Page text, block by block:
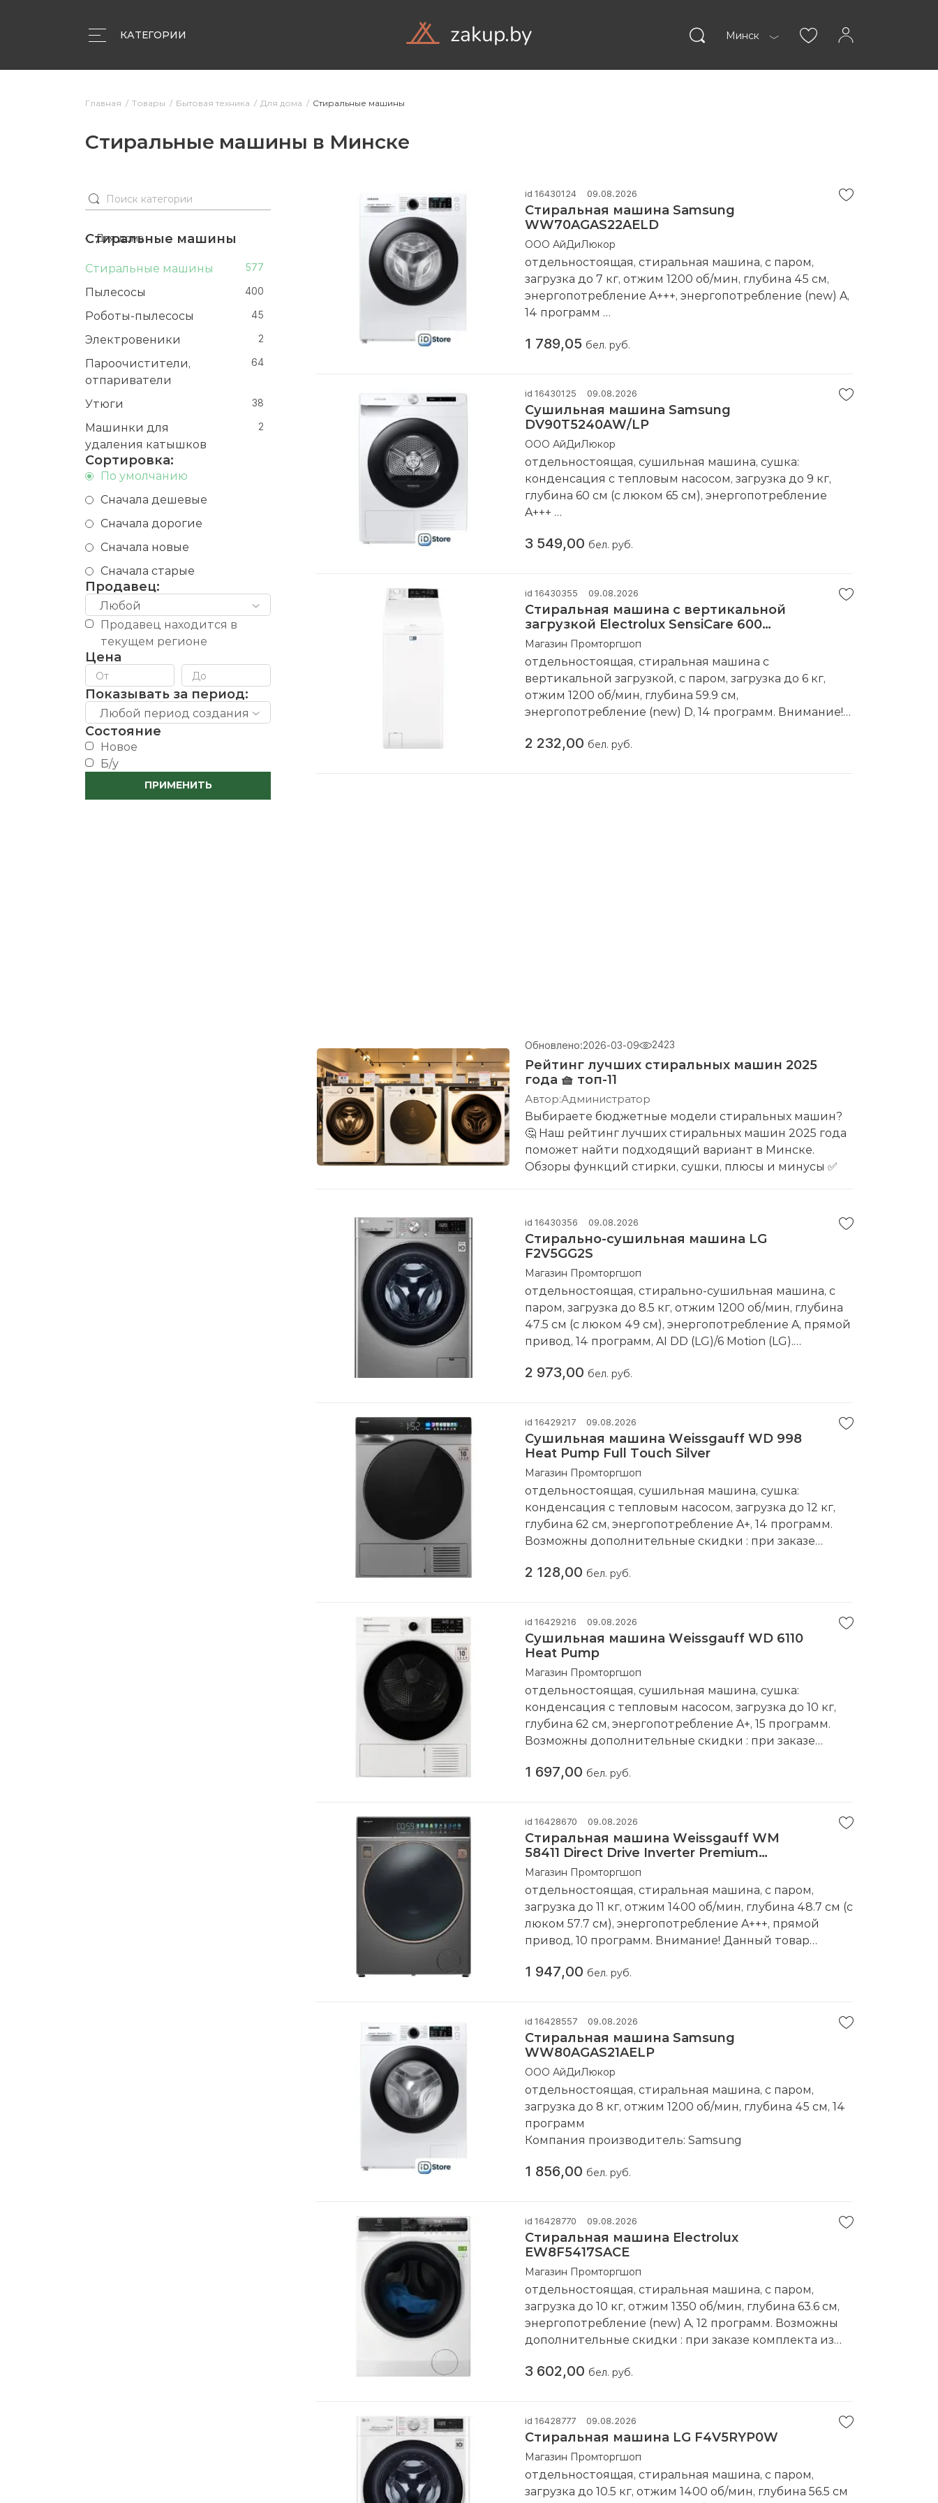
КАТЕГОРИИ zakup.by
Объявления Компании Статьи
Минск
Главная Товары Бытовая техника Для дома Стиральные машины
Стиральные машины в Минске
Для дома
Стиральные машины
Стиральные машины 577
Пылесосы 400
Роботы-пылесосы 45
Электровеники 2
Пароочистители,
отпариватели
64
Утюги 38
Машинки для
удаления катышков
2
Сортировка:
По умолчанию
Сначала дешевые
Сначала дорогие
Сначала новые
Сначала старые
Продавец:
Любой
Продавец находится в
текущем регионе
Цена
Показывать за период:
Любой период создания
Состояние
новое
б/у
ПРИМЕНИТЬ
id 16430124 09.08.2026
Стиральная машина Samsung
WW70AGAS22AELD
ООО АйДиЛюкор
отдельностоящая, стиральная машина, с паром,
загрузка до 7 кг, отжим 1200 об/мин, глубина 45 см,
энергопотребление A+++, энергопотребление (new) A,
14 программ
1 789,05 бел. руб.
id 16430125 09.08.2026
Сушильная машина Samsung
DV90T5240AW/LP
ООО АйДиЛюкор
отдельностоящая, сушильная машина, сушка:
конденсация с тепловым насосом, загрузка до 9 кг,
глубина 60 см (с люком 65 см), энергопотребление
A+++
3 549,00 бел. руб.
id 16430355 09.08.2026
Стиральная машина с вертикальной
загрузкой Electrolux SensiCare 600
EW6TN3262
Магазин Промторгшоп
отдельностоящая, стиральная машина с
вертикальной загрузкой, с паром, загрузка до 6 кг,
отжим 1200 об/мин, глубина 59.9 см,
энергопотребление (new) D, 14 программ. Внимание!
Компания производитель:
2 232,00 бел. руб.
Обновлено:2026-03-09 2423
Рейтинг лучших стиральных машин 2025
года 🧺 топ-11
Автор:Администратор
Выбираете бюджетные модели стиральных машин?
🤔 Наш рейтинг лучших стиральных машин 2025 года
поможет найти подходящий вариант в Минске.
Обзоры функций стирки, сушки, плюсы и минусы ✅
id 16430356 09.08.2026
Стирально-сушильная машина LG
F2V5GG2S
Магазин Промторгшоп
отдельностоящая, стирально-сушильная машина, с
паром, загрузка до 8.5 кг, отжим 1200 об/мин, глубина
47.5 см (с люком 49 см), энергопотребление A, прямой
привод, 14 программ, AI DD (LG)/6 Motion (LG).
Компания производитель:
2 973,00 бел. руб.
id 16429217 09.08.2026
Сушильная машина Weissgauff WD 998
Heat Pump Full Touch Silver
Магазин Промторгшоп
отдельностоящая, сушильная машина, сушка:
конденсация с тепловым насосом, загрузка до 12 кг,
глубина 62 см, энергопотребление A+, 14 программ.
Возможны дополнительные скидки : при заказе
повторной покупке в нашем магазине
2 128,00 бел. руб.
id 16429216 09.08.2026
Сушильная машина Weissgauff WD 6110
Heat Pump
Магазин Промторгшоп
отдельностоящая, сушильная машина, сушка:
конденсация с тепловым насосом, загрузка до 10 кг,
глубина 62 см, энергопотребление A+, 15 программ.
Возможны дополнительные скидки : при заказе
повторной покупке в нашем магазине
1 697,00 бел. руб.
id 16428670 09.08.2026
Стиральная машина Weissgauff WM
58411 Direct Drive Inverter Premium
Steam Grey
Магазин Промторгшоп
отдельностоящая, стиральная машина, с паром,
загрузка до 11 кг, отжим 1400 об/мин, глубина 48.7 см (с
люком 57.7 см), энергопотребление A+++, прямой
привод, 10 программ. Внимание! Данный товар
Компания производитель:
1 947,00 бел. руб.
id 16428557 09.08.2026
Стиральная машина Samsung
WW80AGAS21AELP
ООО АйДиЛюкор
отдельностоящая, стиральная машина, с паром,
загрузка до 8 кг, отжим 1200 об/мин, глубина 45 см, 14
программ
Компания производитель: Samsung
1 856,00 бел. руб.
id 16428770 09.08.2026
Стиральная машина Electrolux
EW8F5417SACE
Магазин Промторгшоп
отдельностоящая, стиральная машина, с паром,
загрузка до 10 кг, отжим 1350 об/мин, глубина 63.6 см,
энергопотребление (new) A, 12 программ. Возможны
дополнительные скидки : при заказе комплекта из
нашем магазине
3 602,00 бел. руб.
id 16428777 09.08.2026
Стиральная машина LG F4V5RYP0W
Магазин Промторгшоп
отдельностоящая, стиральная машина, с паром,
загрузка до 10.5 кг, отжим 1400 об/мин, глубина 56.5 см
Объявления Компании Статьи